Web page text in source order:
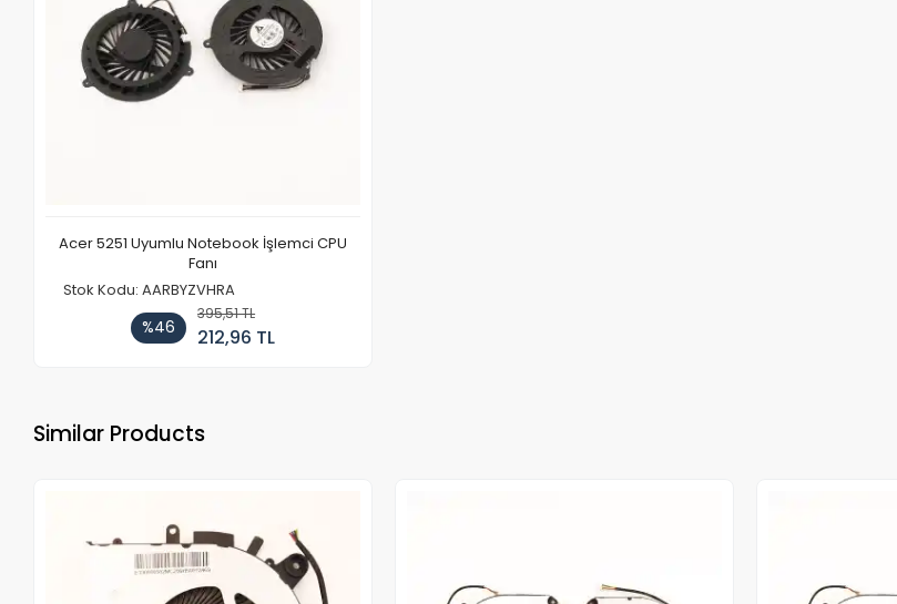
Acer 5251 Uyumlu Notebook İşlemci CPU
Fanı
Stok Kodu: AARBYZVHRA
%46
395,51 TL
212,96 TL
Similar Products